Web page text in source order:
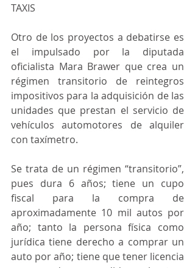
TAXIS
Otro de los proyectos a debatirse es
el impulsado por la diputada
oficialista Mara Brawer que crea un
régimen transitorio de reintegros
impositivos para la adquisición de las
unidades que prestan el servicio de
vehículos automotores de alquiler
con taxímetro.
Se trata de un régimen “transitorio”,
pues dura 6 años; tiene un cupo
fiscal para la compra de
aproximadamente 10 mil autos por
año; tanto la persona física como
jurídica tiene derecho a comprar un
auto por año; tiene que tener licencia